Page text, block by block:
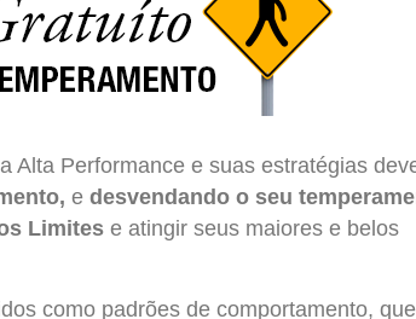
Alta Performance e suas estratégias
e desvendando o seu
Limites e atingir seus maiores e belos
como padrões de comportamento, que